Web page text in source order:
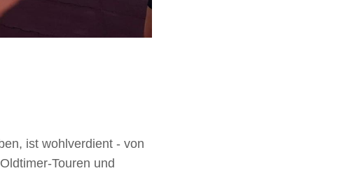
ist wohlverdient - von
Touren und